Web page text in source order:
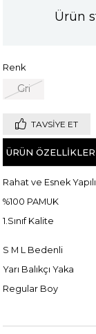
Ürün
Renk
Gri
TAVSIYE ET
ÜRÜN
Rahat ve Esnek
%100 PAMUK
1.Sınıf Kalite
S M L Bedenli
Yarı Balıkçı Yaka
Regular Boy